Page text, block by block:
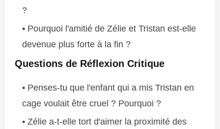
?
Pourquoi l'amitié de Zélie et Tristan est-elle
devenue plus forte à la fin ?
Questions de Réflexion Critique
Penses-tu que l'enfant qui a mis Tristan en
cage voulait être cruel ? Pourquoi ?
Zélie a-t-elle tort d'aimer la proximité des